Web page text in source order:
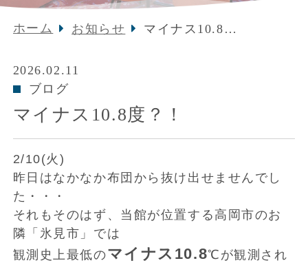
ホーム お知らせ
マイナス10.8
2026.02.11
ブログ
マイナス10.8度？！
2/10(火)
昨日はなかなか布団から抜け出せませんでし
た・・・
それもそのはず、当館が位置する高岡市のお
隣「氷見市」では
観測史上最低のマイナス10.8℃が観測され